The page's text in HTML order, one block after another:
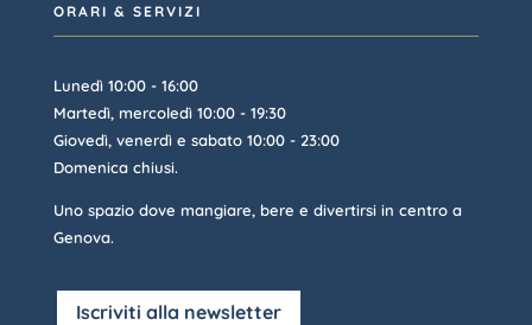
ORARI & SERVIZI
Lunedì 10:00 - 16:00
Martedì, mercoledì 10:00 - 19:30
Giovedì, venerdì e sabato 10:00 - 23:00
Domenica chiusi.
Uno spazio dove mangiare, bere e divertirsi in centro a
Genova.
Iscriviti alla newsletter